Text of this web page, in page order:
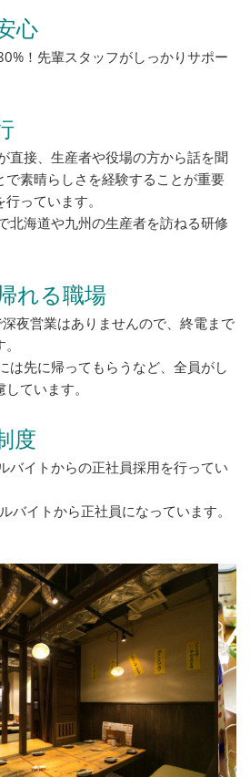
心
！先輩スタッフがしっかりサポー
直接、生産者や役場の方から話を聞
で素晴らしさを経験することが重要
っています。
北海道や九州の生産者を訪ねる研修
れる職場
夜営業はありませんので、終電まで
は先に帰ってもらうなど、全員がし
ています。
度
バイトからの正社員採用を行ってい
バイトから正社員になっています。